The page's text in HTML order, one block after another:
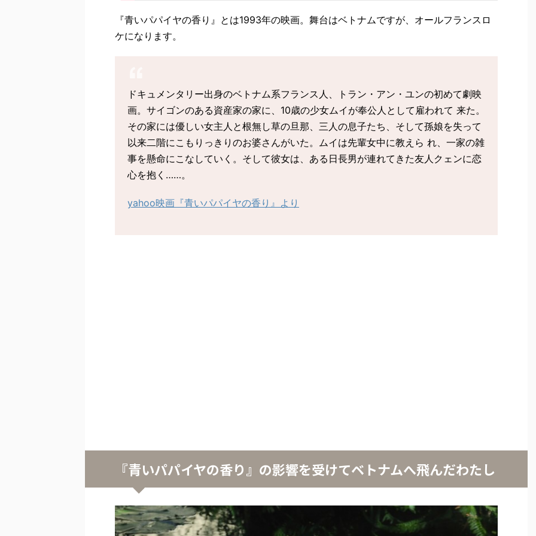
『青いパパイヤの香り』とは1993年の映画。舞台はベトナムですが、オールフランスロ
ケになります。
ドキュメンタリー出身のベトナム系フランス人、トラン・アン・ユンの初めて劇映
画。サイゴンのある資産家の家に、10歳の少女ムイが奉公人として雇われて 来た。
その家には優しい女主人と根無し草の旦那、三人の息子たち、そして孫娘を失って
以来二階にこもりっきりのお婆さんがいた。ムイは先輩女中に教えら れ、一家の雑
事を懸命にこなしていく。そして彼女は、ある日長男が連れてきた友人クェンに恋
心を抱く……。
yahoo映画『青いパパイヤの香り』より
『青いパパイヤの香り』の影響を受けてベトナムへ飛んだわたし